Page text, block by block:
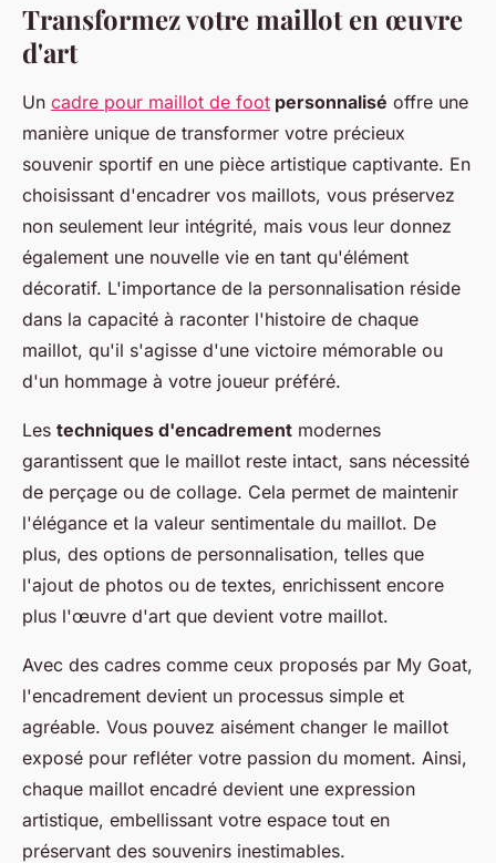
Transformez votre maillot en œuvre
d'art
Un cadre pour maillot de foot personnalisé offre une
manière unique de transformer votre précieux
souvenir sportif en une pièce artistique captivante. En
choisissant d'encadrer vos maillots, vous préservez
non seulement leur intégrité, mais vous leur donnez
également une nouvelle vie en tant qu'élément
décoratif. L'importance de la personnalisation réside
dans la capacité à raconter l'histoire de chaque
maillot, qu'il s'agisse d'une victoire mémorable ou
d'un hommage à votre joueur préféré.
Les techniques d'encadrement modernes
garantissent que le maillot reste intact, sans nécessité
de perçage ou de collage. Cela permet de maintenir
l'élégance et la valeur sentimentale du maillot. De
plus, des options de personnalisation, telles que
l'ajout de photos ou de textes, enrichissent encore
plus l'œuvre d'art que devient votre maillot.
Avec des cadres comme ceux proposés par My Goat,
l'encadrement devient un processus simple et
agréable. Vous pouvez aisément changer le maillot
exposé pour refléter votre passion du moment. Ainsi,
chaque maillot encadré devient une expression
artistique, embellissant votre espace tout en
préservant des souvenirs inestimables.